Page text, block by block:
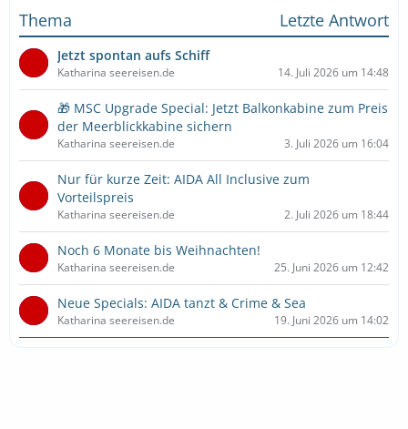
Thema
Letzte Antwort
Jetzt spontan aufs Schiff
Katharina seereisen.de 14. Juli 2026 um 14:48
🎁 MSC Upgrade Special: Jetzt Balkonkabine zum Preis
der Meerblickkabine sichern
Katharina seereisen.de 3. Juli 2026 um 16:04
Nur für kurze Zeit: AIDA All Inclusive zum
Vorteilspreis
Katharina seereisen.de 2. Juli 2026 um 18:44
Noch 6 Monate bis Weihnachten!
Katharina seereisen.de 25. Juni 2026 um 12:42
Neue Specials: AIDA tanzt & Crime & Sea
Katharina seereisen.de 19. Juni 2026 um 14:02